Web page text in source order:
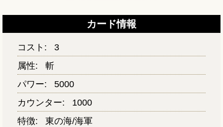
カード情報
コスト:
3
属性:
斬
パワー:
5000
カウンター:
1000
特徴:
東の海/海軍